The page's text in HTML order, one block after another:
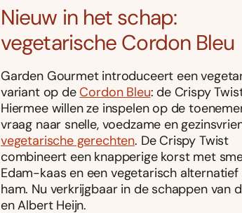
Nieuw in het schap:
vegetarische Cordon Bleu
Garden Gourmet introduceert een
variant op deCordon Bleu: de Crispy
Hiermee willen ze inspelen op de
vraag naar snelle, voedzame en
vegetarische gerechten. De Crispy Twist
combineert een knapperige korst met
Edam-kaas en een vegetarisch
ham. Nu verkrijgbaar in de schappen van
en Albert Heijn.